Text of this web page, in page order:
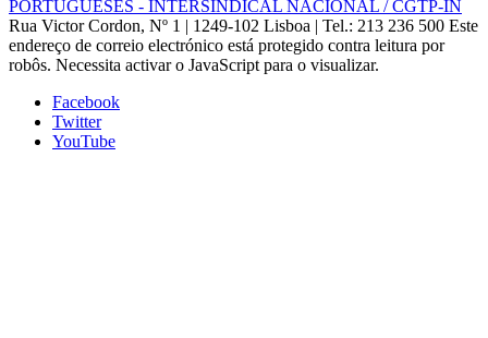
PORTUGUESES - INTERSINDICAL NACIONAL / CGTP-IN
Rua Victor Cordon, Nº 1 | 1249-102 Lisboa | Tel.: 213 236 500 Este
endereço de correio electrónico está protegido contra leitura por
robôs. Necessita activar o JavaScript para o visualizar.
Facebook
Twitter
YouTube